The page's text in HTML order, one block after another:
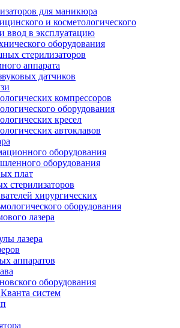
для маникюра
и косметологического
ввод в эксплуатацию
оборудования
стерилизаторов
аппарата
датчиков
компрессоров
оборудования
кресел
автоклавов
оборудования
оборудования
плат
стерилизаторов
хирургических
оборудования
лазера
лазера
аппаратов
оборудования
систем